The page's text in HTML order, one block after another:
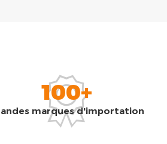
100+
marques d'importation